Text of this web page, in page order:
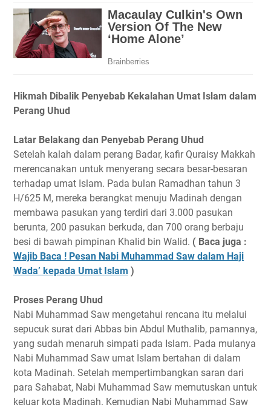
Hikmah Dibalik Penyebab Kekalahan Umat Islam dalam
Perang Uhud
Latar Belakang dan Penyebab Perang Uhud
Setelah kalah dalam perang Badar, kafir Quraisy Makkah
merencanakan untuk menyerang secara besar-besaran
terhadap umat Islam. Pada bulan Ramadhan tahun 3
H/625 M, mereka berangkat menuju Madinah dengan
membawa pasukan yang terdiri dari 3.000 pasukan
berunta, 200 pasukan berkuda, dan 700 orang berbaju
besi di bawah pimpinan Khalid bin Walid. ( Baca juga :
Wajib Baca ! Pesan Nabi Muhammad Saw dalam Haji
Wada’ kepada Umat Islam )
Proses Perang Uhud
Nabi Muhammad Saw mengetahui rencana itu melalui
sepucuk surat dari Abbas bin Abdul Muthalib, pamannya,
yang sudah menaruh simpati pada Islam. Pada mulanya
Nabi Muhammad Saw umat Islam bertahan di dalam
kota Madinah. Setelah mempertimbangkan saran dari
para Sahabat, Nabi Muhammad Saw memutuskan untuk
keluar kota Madinah. Kemudian Nabi Muhammad Saw